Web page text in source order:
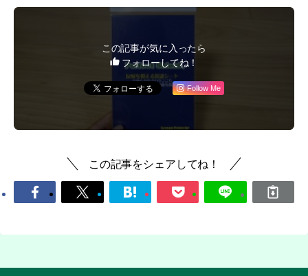
この記事が気に入ったら
フォローしてね！
Follow Me
この記事をシェアしてね！